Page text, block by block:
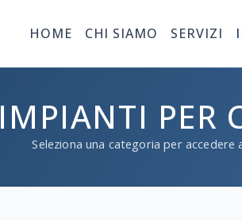
HOME CHI SIAMO SERVIZI
IMPIANTI PER
Seleziona una categoria per accedere